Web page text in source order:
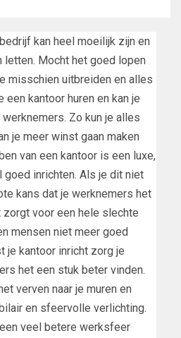
kan heel moeilijk zijn en
letten. Mocht het goed lopen
misschien uitbreiden en alles
een kantoor huren en kan je
Zo kun je alles
je meer winst gaan maken
van een kantoor is een luxe,
goed inrichten. Als je dit niet
kans dat je werknemers het
zorgt voor een hele slechte
mensen niet meer goed
je kantoor inricht zorg je
het een stuk beter vinden.
verven naar je muren en
en sfeervolle verlichting.
veel betere werksfeer